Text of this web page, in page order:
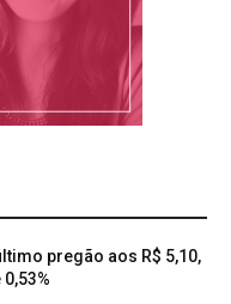
pregão aos R$ 5,10,